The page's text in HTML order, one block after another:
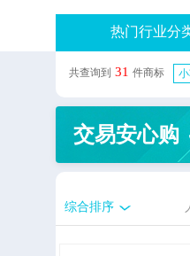
热门行业分
共查询到 31 件商标
交易安心购
综合排序